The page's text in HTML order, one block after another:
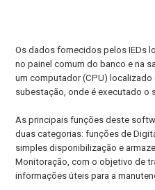
Os dados fornecidos pelos IEDs
no painel comum do banco e na
um computador (CPU) localizado
subestação, onde é executado o
As principais funções deste
duas categorias: funções de
simples disponibilização e
Monitoração, com o objetivo de
informações úteis para a